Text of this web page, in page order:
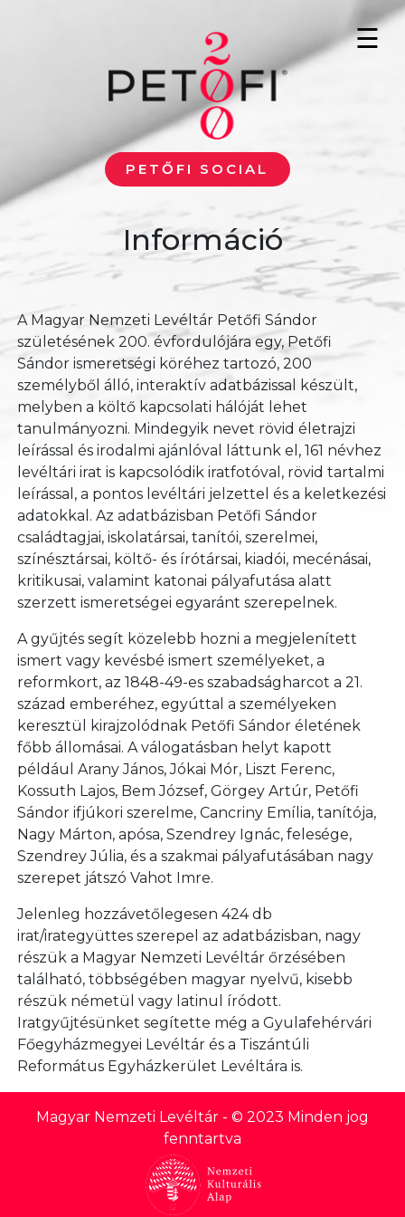
PETŐFI SOCIAL
☰
Információ
A Magyar Nemzeti Levéltár Petőfi Sándor
születésének 200. évfordulójára egy, Petőfi
Sándor ismeretségi köréhez tartozó, 200
személyből álló, interaktív adatbázissal készült,
melyben a költő kapcsolati hálóját lehet
tanulmányozni. Mindegyik nevet rövid életrajzi
leírással és irodalmi ajánlóval láttunk el, 161 névhez
levéltári irat is kapcsolódik iratfotóval, rövid tartalmi
leírással, a pontos levéltári jelzettel és a keletkezési
adatokkal. Az adatbázisban Petőfi Sándor
családtagjai, iskolatársai, tanítói, szerelmei,
színésztársai, költő- és írótársai, kiadói, mecénásai,
kritikusai, valamint katonai pályafutása alatt
szerzett ismeretségei egyaránt szerepelnek.
A gyűjtés segít közelebb hozni a megjelenített
ismert vagy kevésbé ismert személyeket, a
reformkort, az 1848-49-es szabadságharcot a 21.
század emberéhez, egyúttal a személyeken
keresztül kirajzolódnak Petőfi Sándor életének
főbb állomásai. A válogatásban helyt kapott
például Arany János, Jókai Mór, Liszt Ferenc,
Kossuth Lajos, Bem József, Görgey Artúr, Petőfi
Sándor ifjúkori szerelme, Cancriny Emília, tanítója,
Nagy Márton, apósa, Szendrey Ignác, felesége,
Szendrey Júlia, és a szakmai pályafutásában nagy
szerepet játszó Vahot Imre.
Jelenleg hozzávetőlegesen 424 db
irat/irategyüttes szerepel az adatbázisban, nagy
részük a Magyar Nemzeti Levéltár őrzésében
található, többségében magyar nyelvű, kisebb
részük németül vagy latinul íródott.
Iratgyűjtésünket segítette még a Gyulafehérvári
Főegyházmegyei Levéltár és a Tiszántúli
Református Egyházkerület Levéltára is.
Magyar Nemzeti Levéltár - © 2023 Minden jog
fenntartva